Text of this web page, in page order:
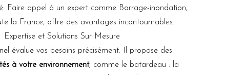
Faire appel à un expert comme Barrage-inondation,
la France, offre des avantages incontournables.
Expertise et Solutions Sur Mesure
évalue vos besoins précisément. Il propose des
à votre environnement, comme le batardeau : la